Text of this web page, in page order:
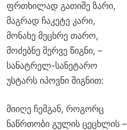
ფრთხილად გათიშე ზარი,
მაგრად ჩაკეტე კარი,
მონახე მეცხრე თარო,
მოძებნე მერვე წიგნი, –
სანატრელ-სანეტარო
უსტარს იპოვნი შიგნით:
მიიღე ჩემგან, როგორც
ნაწრთობი გულის ცეცხლის –